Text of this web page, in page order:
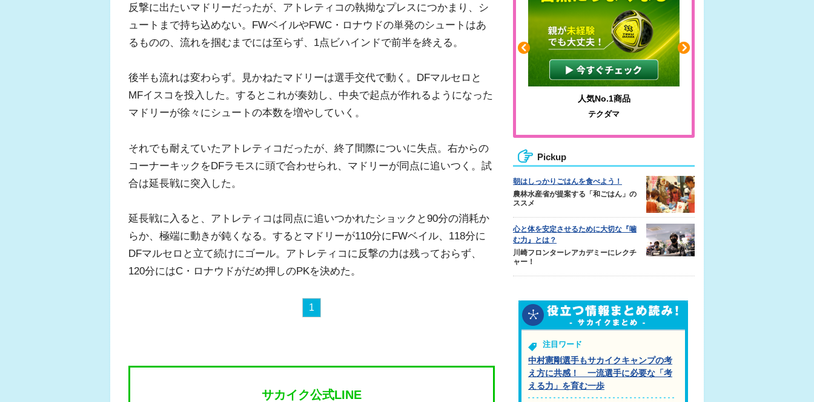
反撃に出たいマドリーだったが、アトレティコの執拗なプレスにつかまり、シ
ュートまで持ち込めない。FWベイルやFWC・ロナウドの単発のシュートはあ
るものの、流れを掴むまでには至らず、1点ビハインドで前半を終える。
後半も流れは変わらず。見かねたマドリーは選手交代で動く。DFマルセロと
MFイスコを投入した。するとこれが奏効し、中央で起点が作れるようになった
マドリーが徐々にシュートの本数を増やしていく。
それでも耐えていたアトレティコだったが、終了間際についに失点。右からの
コーナーキックをDFラモスに頭で合わせられ、マドリーが同点に追いつく。試
合は延長戦に突入した。
延長戦に入ると、アトレティコは同点に追いつかれたショックと90分の消耗か
らか、極端に動きが鈍くなる。するとマドリーが110分にFWベイル、118分に
DFマルセロと立て続けにゴール。アトレティコに反撃の力は残っておらず、
120分にはC・ロナウドがだめ押しのPKを決めた。
1
サカイク公式LINE
ふくらはぎの張りや疲れに
ジュニアレッグリカバリー
人気No.1商品 わかりやすい質問に沿って書ける
サカイクサッカーノート
Pickup
朝はしっかりごはんを食べよう！
農林水産省が提案する「和ごはん」の
ススメ
心と体を安定させるために大切な『噛
む力』とは？
川崎フロンターレアカデミーにレクチ
ャー！
注目ワード
中村憲剛選手もサカイクキャンプの考
え方に共感！ 一流選手に必要な「考
える力」を育む一歩